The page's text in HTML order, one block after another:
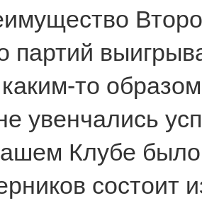
партий
то
увенчались
Клубе
состоит